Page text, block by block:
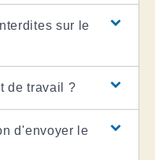
sur le
de travail ?
d'envoyer le